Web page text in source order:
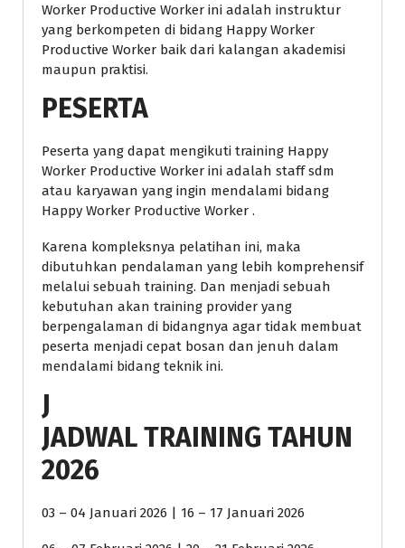
Worker Productive Worker ini adalah instruktur
yang berkompeten di bidang Happy Worker
Productive Worker baik dari kalangan akademisi
maupun praktisi.
PESERTA
Peserta yang dapat mengikuti training Happy
Worker Productive Worker ini adalah staff sdm
atau karyawan yang ingin mendalami bidang
Happy Worker Productive Worker .
Karena kompleksnya pelatihan ini, maka
dibutuhkan pendalaman yang lebih komprehensif
melalui sebuah training. Dan menjadi sebuah
kebutuhan akan training provider yang
berpengalaman di bidangnya agar tidak membuat
peserta menjadi cepat bosan dan jenuh dalam
mendalami bidang teknik ini.
J
JADWAL TRAINING TAHUN
2026
03 – 04 Januari 2026 | 16 – 17 Januari 2026